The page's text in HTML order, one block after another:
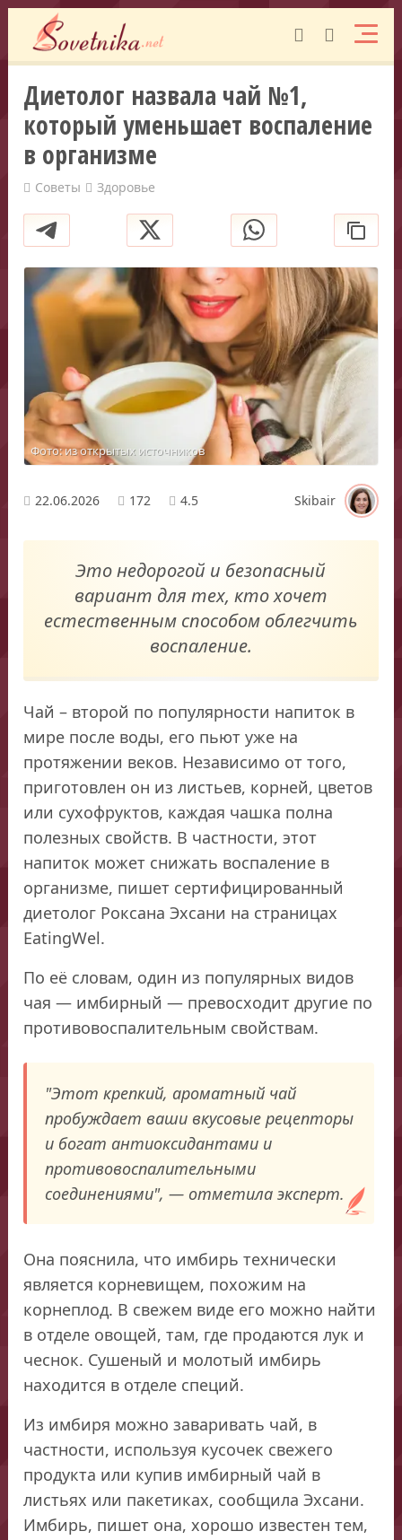
Диетолог назвала чай №1,
который уменьшает воспаление
в организме
Советы Здоровье
Фото: из открытых источников
22.06.2026 172 4.5 Skibair
Это недорогой и безопасный
вариант для тех, кто хочет
естественным способом облегчить
воспаление.
Чай – второй по популярности напиток в
мире после воды, его пьют уже на
протяжении веков. Независимо от того,
приготовлен он из листьев, корней, цветов
или сухофруктов, каждая чашка полна
полезных свойств. В частности, этот
напиток может снижать воспаление в
организме, пишет сертифицированный
диетолог Роксана Эхсани на страницах
EatingWel.
По её словам, один из популярных видов
чая — имбирный — превосходит другие по
противовоспалительным свойствам.
"Этот крепкий, ароматный чай
пробуждает ваши вкусовые рецепторы
и богат антиоксидантами и
противовоспалительными
соединениями", — отметила эксперт.
Она пояснила, что имбирь технически
является корневищем, похожим на
корнеплод. В свежем виде его можно найти
в отделе овощей, там, где продаются лук и
чеснок. Сушеный и молотый имбирь
находится в отделе специй.
Из имбиря можно заваривать чай, в
частности, используя кусочек свежего
продукта или купив имбирный чай в
листьях или пакетиках, сообщила Эхсани.
Имбирь, пишет она, хорошо известен тем,